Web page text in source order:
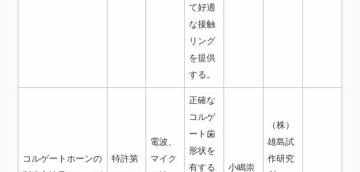
て好適
な接触
リング
を提供
する。
コルゲートホーンの
特許第
電波、
マイク
正確な
コルゲ
ート歯
形状を
有する
小嶋崇
（株）
雄島試
作研究